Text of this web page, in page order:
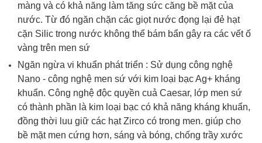
màng và có khả năng làm tăng sức căng bề mặt của
nước. Từ đó ngăn chặn các giọt nước đọng lại đẻ hạt
cặn Silic trong nước không thể bám bẩn gây ra các vết ố
vàng trên men sứ
Ngăn ngừa vi khuẩn phát triển : Sử dụng công nghệ
Nano - công nghệ men sứ với kim loại bạc Ag+ kháng
khuẩn. Công nghệ độc quyền cuả Caesar, lớp men sứ
có thành phần là kim loại bạc có khả năng kháng khuẩn,
đồng thời luu giữ các hạt Zirco có trong men. giúp cho
bề mặt men cứng hơn, sáng và bóng, chống trầy xước